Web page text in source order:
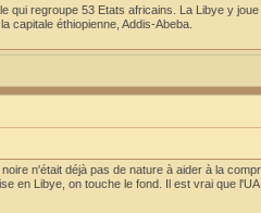
qui regroupe 53 Etats africains. La Libye y
capitale éthiopienne, Addis-Abeba.
n'était déjà pas de nature à aider à la
en Libye, on touche le fond. Il est vrai que